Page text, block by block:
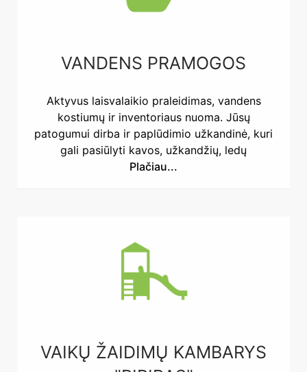
VANDENS PRAMOGOS
Aktyvus laisvalaikio praleidimas, vandens
kostiumų ir inventoriaus nuoma. Jūsų
patogumui dirba ir paplūdimio užkandinė, kuri
gali pasiūlyti kavos, užkandžių, ledų
Plačiau...
VAIKŲ ŽAIDIMŲ KAMBARYS